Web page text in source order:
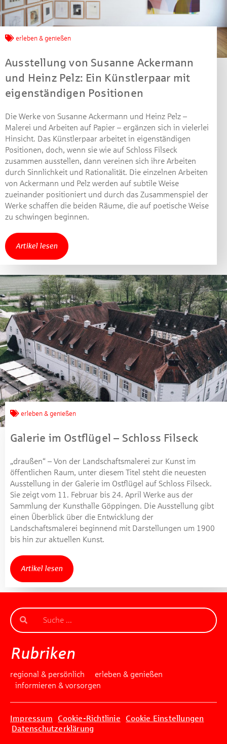
erleben & genießen
Ausstellung von Susanne Ackermann
und Heinz Pelz: Ein Künstlerpaar mit
eigenständigen Positionen
Die Werke von Susanne Ackermann und Heinz Pelz –
Malerei und Arbeiten auf Papier – ergänzen sich in vielerlei
Hinsicht. Das Künstlerpaar arbeitet in eigenständigen
Positionen, doch, wenn sie wie auf Schloss Filseck
zusammen ausstellen, dann vereinen sich ihre Arbeiten
durch Sinnlichkeit und Rationalität. Die einzelnen Arbeiten
von Ackermann und Pelz werden auf subtile Weise
zueinander positioniert und durch das Zusammenspiel der
Werke schaffen die beiden Räume, die auf poetische Weise
zu schwingen beginnen.
Artikel lesen
erleben & genießen
Galerie im Ostflügel – Schloss Filseck
„draußen“ – Von der Landschaftsmalerei zur Kunst im
öffentlichen Raum, unter diesem Titel steht die neuesten
Ausstellung in der Galerie im Ostflügel auf Schloss Filseck.
Sie zeigt vom 11. Februar bis 24. April Werke aus der
Sammlung der Kunsthalle Göppingen. Die Ausstellung gibt
einen Überblick über die Entwicklung der
Landschaftsmalerei beginnend mit Darstellungen um 1900
bis hin zur aktuellen Kunst.
Artikel lesen
Rubriken
regional & persönlich
erleben & genießen
informieren & vorsorgen
Impressum Cookie-Richtlinie
Cookie Einstellungen
Datenschutzerklärung